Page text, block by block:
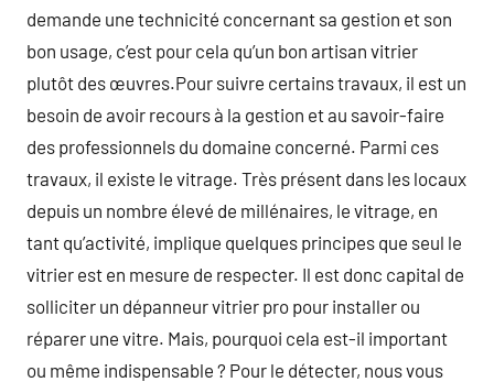
demande une technicité concernant sa gestion et son
bon usage, c’est pour cela qu’un bon artisan vitrier
plutôt des œuvres.Pour suivre certains travaux, il est un
besoin de avoir recours à la gestion et au savoir-faire
des professionnels du domaine concerné. Parmi ces
travaux, il existe le vitrage. Très présent dans les locaux
depuis un nombre élevé de millénaires, le vitrage, en
tant qu’activité, implique quelques principes que seul le
vitrier est en mesure de respecter. Il est donc capital de
solliciter un dépanneur vitrier pro pour installer ou
réparer une vitre. Mais, pourquoi cela est-il important
ou même indispensable ? Pour le détecter, nous vous